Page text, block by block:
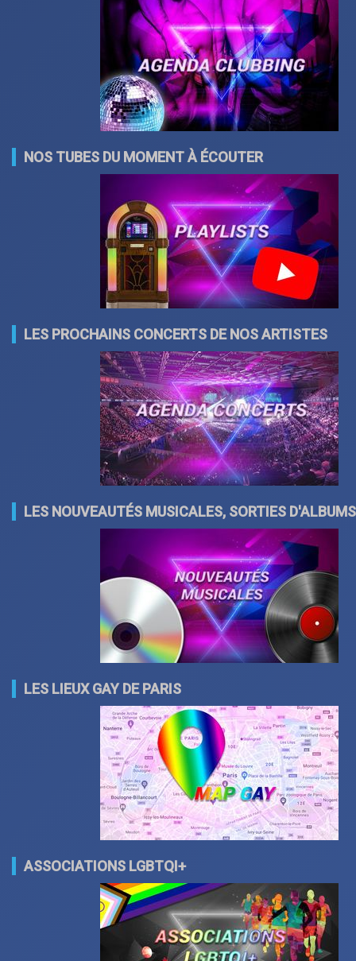
NOS TUBES DU MOMENT À ÉCOUTER
LES PROCHAINS CONCERTS DE NOS ARTISTES
LES NOUVEAUTÉS MUSICALES, SORTIES D'ALBUMS
LES LIEUX GAY DE PARIS
ASSOCIATIONS LGBTQI+